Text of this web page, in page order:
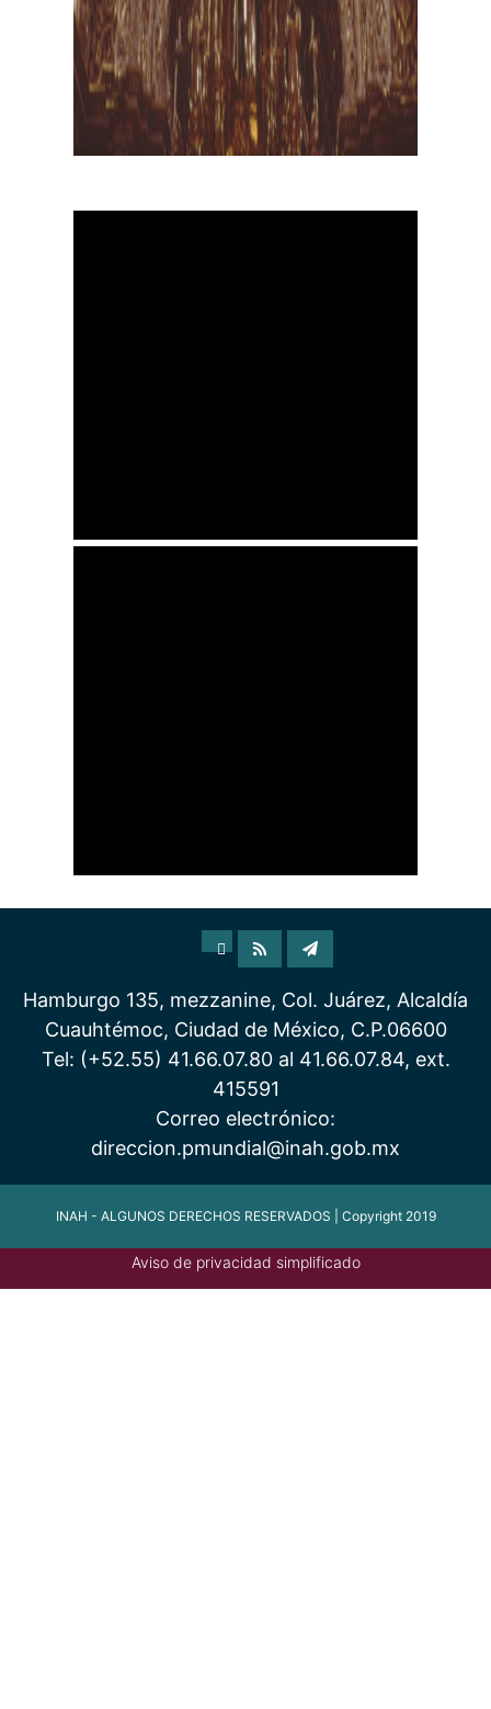
Hamburgo 135, mezzanine, Col. Juárez, Alcaldía
Cuauhtémoc, Ciudad de México, C.P.06600
Tel: (+52.55) 41.66.07.80 al 41.66.07.84, ext.
415591
Correo electrónico:
direccion.pmundial@inah.gob.mx
INAH - ALGUNOS DERECHOS RESERVADOS | Copyright 2019
Aviso de privacidad simplificado